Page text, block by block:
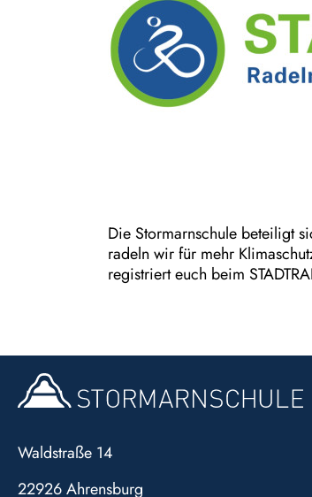
Die Stormarnschule beteiligt
radeln wir für mehr
registriert euch beim
Waldstraße 14
22926 Ahrensburg